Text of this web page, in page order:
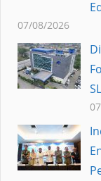
07/08/2026